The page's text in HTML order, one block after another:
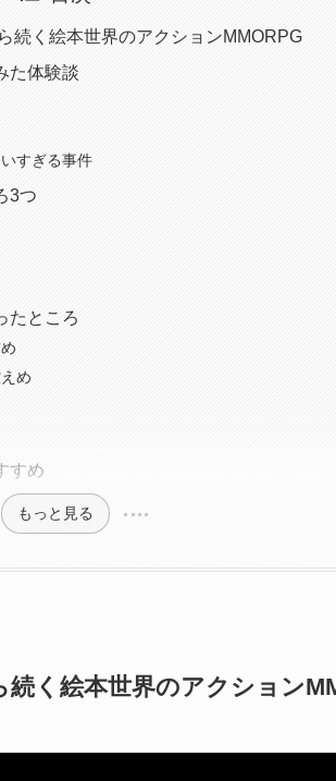
続く絵本世界のアクションMMORPG
た体験談
すぎる事件
3つ
たところ
め
すめ
もっと見る
く絵本世界のアクション